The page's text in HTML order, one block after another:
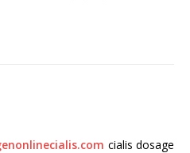
cialis dosage